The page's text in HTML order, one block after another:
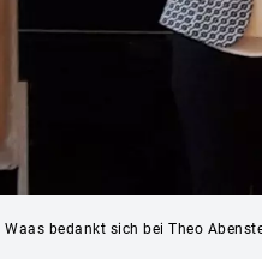
Waas bedankt sich bei Theo